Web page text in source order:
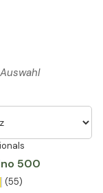
500
(55)